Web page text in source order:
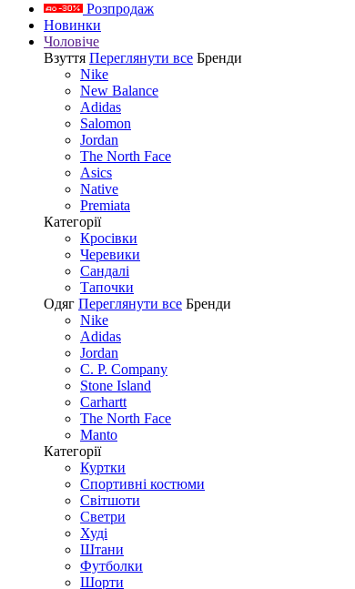
Розпродаж
Новинки
Чоловіче
Взуття Переглянути все Бренди
Nike
New Balance
Adidas
Salomon
Jordan
The North Face
Asics
Native
Premiata
Категорії
Кросівки
Черевики
Сандалі
Tапочки
Одяг Переглянути все Бренди
Nike
Adidas
Jordan
C. P. Company
Stone Island
Carhartt
The North Face
Manto
Категорії
Куртки
Спортивні костюми
Світшоти
Светри
Худі
Штани
Футболки
Шорти